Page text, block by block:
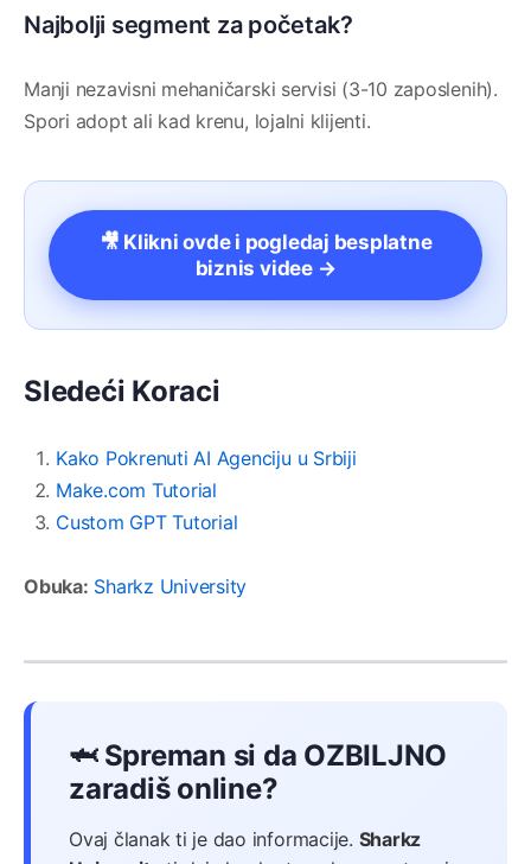
Najbolji segment za početak?
Manji nezavisni mehaničarski servisi (3-10 zaposlenih).
Spori adopt ali kad krenu, lojalni klijenti.
🎥 Klikni ovde i pogledaj besplatne
biznis videe →
Sledeći Koraci
Kako Pokrenuti AI Agenciju u Srbiji
Make.com Tutorial
Custom GPT Tutorial
Obuka: Sharkz University
🦈 Spreman si da OZBILJNO
zaradiš online?
Ovaj članak ti je dao informacije. Sharkz